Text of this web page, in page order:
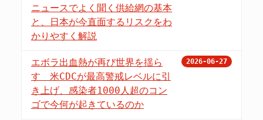
ニュースでよく聞く供給網の基本
と、日本が今直面するリスクをわ
かりやすく解説
エボラ出血熱が再び世界を揺ら
す 米CDCが最高警戒レベルに引
き上げ、感染者1000人超のコン
ゴで今何が起きているのか
2026-06-27